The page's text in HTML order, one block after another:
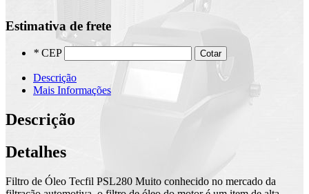
Estimativa de frete
* CEP Cotar
Descrição
Mais Informações
Descrição
Detalhes
Filtro de Óleo Tecfil PSL280 Muito conhecido no mercado da